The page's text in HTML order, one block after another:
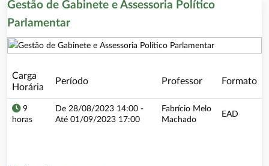
?
Gestão de Gabinete e Assessoria Político
Parlamentar
Carga
Horária
Período Professor Formato
9
horas
De 28/08/2023 14:00 -
Até 01/09/2023 17:00
Fabrício Melo
Machado
EAD